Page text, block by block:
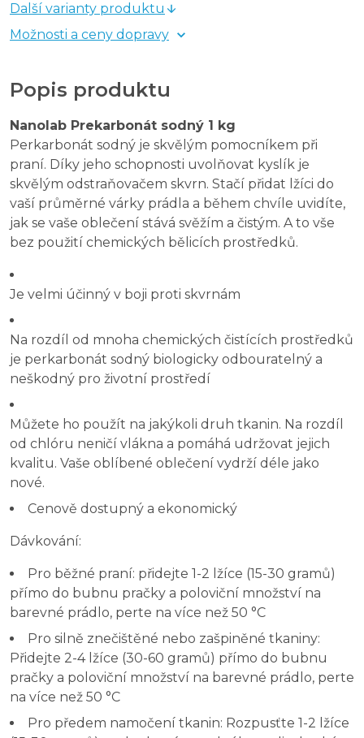
Další varianty produktu
Možnosti a ceny dopravy
Popis produktu
Nanolab Prekarbonát sodný 1 kg
Perkarbonát sodný je skvělým pomocníkem při
praní. Díky jeho schopnosti uvolňovat kyslík je
skvělým odstraňovačem skvrn. Stačí přidat lžíci do
vaší průměrné várky prádla a během chvíle uvidíte,
jak se vaše oblečení stává svěžím a čistým. A to vše
bez použití chemických bělicích prostředků.
Je velmi účinný v boji proti skvrnám
Na rozdíl od mnoha chemických čistících prostředků
je perkarbonát sodný biologicky odbouratelný a
neškodný pro životní prostředí
Můžete ho použít na jakýkoli druh tkanin. Na rozdíl
od chlóru neničí vlákna a pomáhá udržovat jejich
kvalitu. Vaše oblíbené oblečení vydrží déle jako
nové.
Cenově dostupný a ekonomický
Dávkování:
Pro běžné praní: přidejte 1-2 lžíce (15-30 gramů)
přímo do bubnu pračky a poloviční množství na
barevné prádlo, perte na více než 50 °C
Pro silně znečištěné nebo zašpiněné tkaniny:
Přidejte 2-4 lžíce (30-60 gramů) přímo do bubnu
pračky a poloviční množství na barevné prádlo, perte
na více než 50 °C
Pro předem namočení tkanin: Rozpusťte 1-2 lžíce